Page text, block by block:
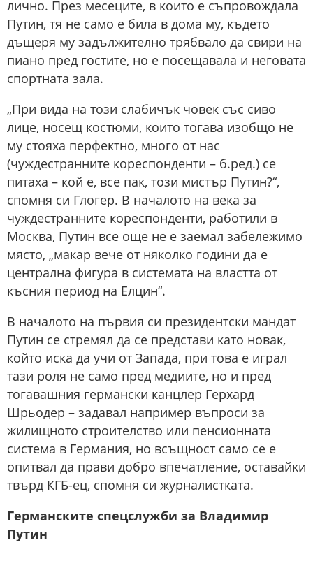
лично. През месеците, в които е съпровождала
Путин, тя не само е била в дома му, където
дъщеря му задължително трябвало да свири на
пиано пред гостите, но е посещавала и неговата
спортната зала.
„При вида на този слабичък човек със сиво
лице, носещ костюми, които тогава изобщо не
му стояха перфектно, много от нас
(чуждестранните кореспонденти – б.ред.) се
питаха – кой е, все пак, този мистър Путин?“,
спомня си Глогер. В началото на века за
чуждестранните кореспонденти, работили в
Москва, Путин все още не е заемал забележимо
място, „макар вече от няколко години да е
централна фигура в системата на властта от
късния период на Елцин“.
В началото на първия си президентски мандат
Путин се стремял да се представи като новак,
който иска да учи от Запада, при това е играл
тази роля не само пред медиите, но и пред
тогавашния германски канцлер Герхард
Шрьодер – задавал например въпроси за
жилищното строителство или пенсионната
система в Германия, но всъщност само се е
опитвал да прави добро впечатление, оставайки
твърд КГБ-ец, спомня си журналистката.
Германските спецслужби за Владимир
Путин